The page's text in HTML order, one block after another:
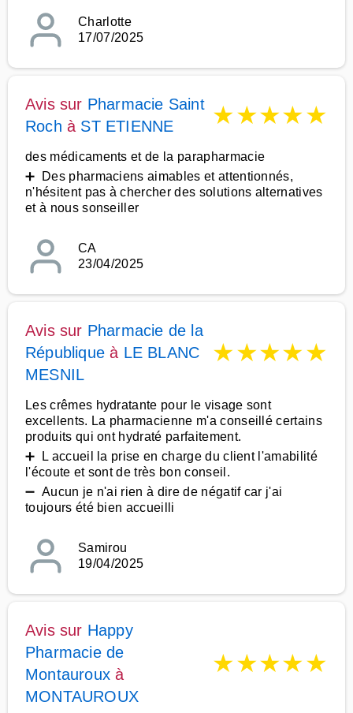
Charlotte
17/07/2025
Avis sur Pharmacie Saint
Roch à ST ETIENNE ★★★★★
des médicaments et de la parapharmacie
➕ Des pharmaciens aimables et attentionnés,
n'hésitent pas à chercher des solutions alternatives
et à nous sonseiller
CA
23/04/2025
Avis sur Pharmacie de la
République à LE BLANC
MESNIL
★★★★★
Les crêmes hydratante pour le visage sont
excellents. La pharmacienne m'a conseillé certains
produits qui ont hydraté parfaitement.
➕ L accueil la prise en charge du client l'amabilité
l'écoute et sont de très bon conseil.
➖ Aucun je n'ai rien à dire de négatif car j'ai
toujours été bien accueilli
Samirou
19/04/2025
Avis sur Happy
Pharmacie de
Montauroux à
MONTAUROUX
★★★★★